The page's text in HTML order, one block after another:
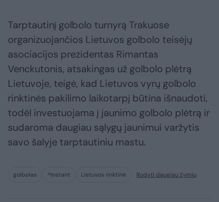
Tarptautinį golbolo turnyrą Trakuose
organizuojančios Lietuvos golbolo teisėjų
asociacijos prezidentas Rimantas
Venckutonis, atsakingas už golbolo plėtrą
Lietuvoje, teigė, kad Lietuvos vyrų golbolo
rinktinės pakilimo laikotarpį būtina išnaudoti,
todėl investuojama į jaunimo golbolo plėtrą ir
sudaroma daugiau sąlygų jaunimui varžytis
savo šalyje tarptautiniu mastu.
golbolas ^Instant Lietuvos rinktinė Rodyti daugiau žymių